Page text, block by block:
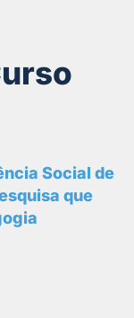
Social de
que